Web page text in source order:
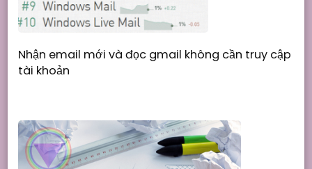
Nhận email mới và đọc gmail không cần truy cập
tài khoản